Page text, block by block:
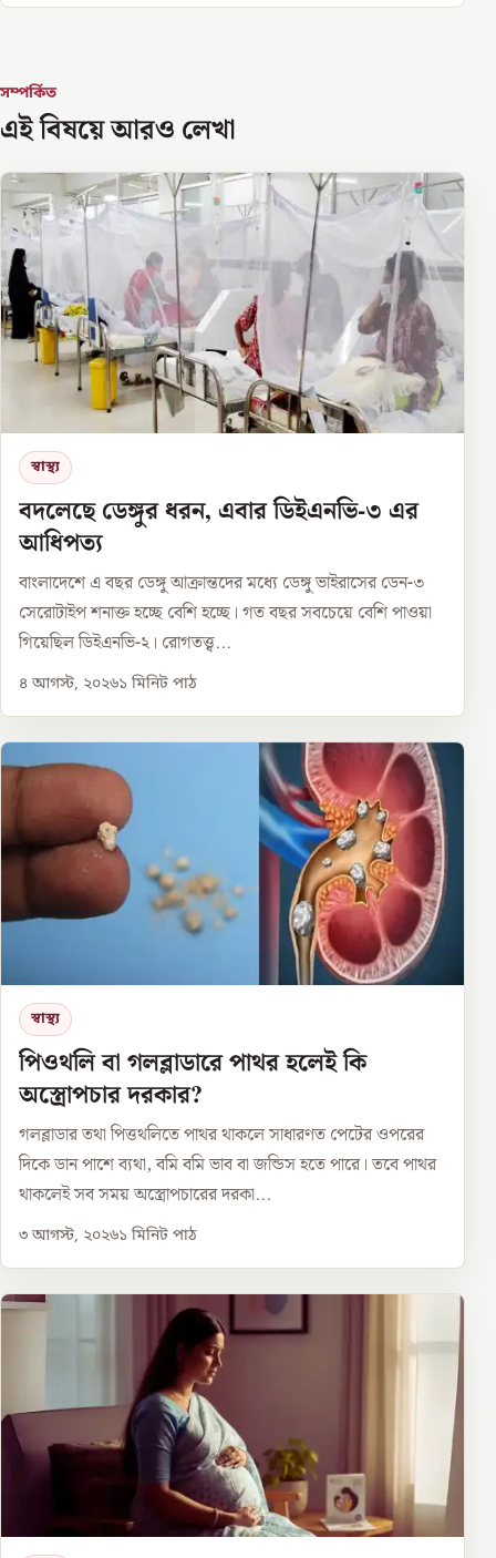
সম্পর্কিত
এই বিষয়ে আরও লেখা
স্বাস্থ্য
বদলেছে ডেঙ্গুর ধরন, এবার ডিইএনভি-৩ এর
আধিপত্য
বাংলাদেশে এ বছর ডেঙ্গু আক্রান্তদের মধ্যে ডেঙ্গু ভাইরাসের ডেন-৩
সেরোটাইপ শনাক্ত হচ্ছে বেশি হচ্ছে। গত বছর সবচেয়ে বেশি পাওয়া
গিয়েছিল ডিইএনভি-২। রোগতত্ত্ব...
৪ আগস্ট, ২০২৬১ মিনিট পাঠ
স্বাস্থ্য
পিওথলি বা গলব্লাডারে পাথর হলেই কি
অস্ত্রোপচার দরকার?
গলব্লাডার তথা পিত্তথলিতে পাথর থাকলে সাধারণত পেটের ওপরের
দিকে ডান পাশে ব্যথা, বমি বমি ভাব বা জন্ডিস হতে পারে। তবে পাথর
থাকলেই সব সময় অস্ত্রোপচারের দরকা...
৩ আগস্ট, ২০২৬১ মিনিট পাঠ